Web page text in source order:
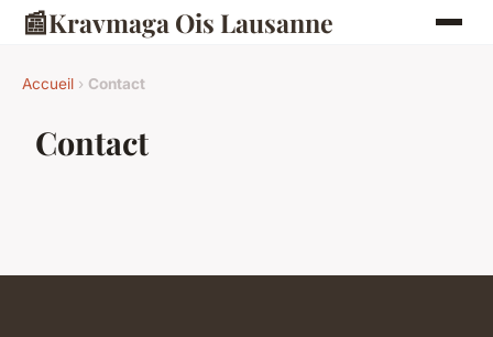
📰Kravmaga Ois Lausanne
Accueil › Contact
Contact